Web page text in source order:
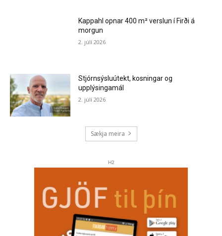
Kappahl opnar 400 m² verslun í Firði á
morgun
2. júlí 2026
Stjórnsýsluútekt, kosningar og
upplýsingamál
2. júlí 2026
Sækja meira
H2